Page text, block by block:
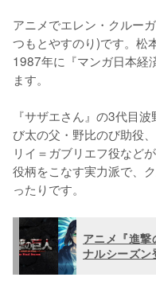
アニメでエレン・クルー
つもとやすのり)です。松
1987年に『マンガ日本経
ます。
『サザエさん』の3代目
び太の父・野比のび助役
リイ＝ガブリエフ役など
役柄をこなす実力派で、
ったりです。
アニメ『進撃
ナルシーズン